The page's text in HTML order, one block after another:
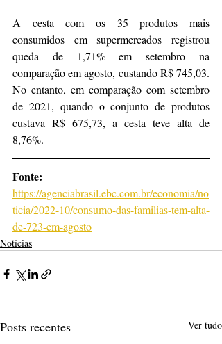
A cesta com os 35 produtos mais
consumidos em supermercados registrou
queda de 1,71% em setembro na
comparação em agosto, custando R$ 745,03.
No entanto, em comparação com setembro
de 2021, quando o conjunto de produtos
custava R$ 675,73, a cesta teve alta de
8,76%.
Fonte:
https://agenciabrasil.ebc.com.br/economia/no
ticia/2022-10/consumo-das-familias-tem-alta-
de-723-em-agosto
Notícias
Posts recentes Ver tudo